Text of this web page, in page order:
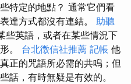
特定的地點？ 通常它們看
達方式都沒有連結。 助聽
些英語，或者在某些情況下
。 台北徵信社推薦 記帳 他
正的咒語所必需的共鳴；但
話，有時無疑是有效的。